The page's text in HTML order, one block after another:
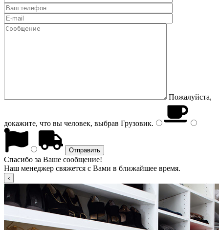
Пожалуйста,
докажите, что вы человек, выбрав Грузовик.
Спасибо за Ваше сообщение!
Наш менеджер свяжется с Вами в ближайшее время.